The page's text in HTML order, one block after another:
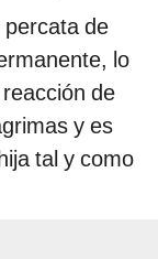
de
lo
de
y es
tal y como